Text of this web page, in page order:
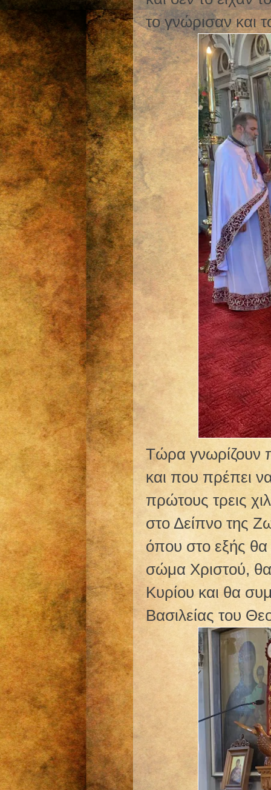
το γνώρισαν και
Τώρα γνωρίζουν
και που πρέπει
πρώτους τρεις
στο Δείπνο της
όπου στο εξής θα
σώμα Χριστού, θα
Κυρίου και θα
Βασιλείας του